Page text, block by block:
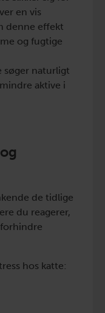
en vis
denne effekt
og fugtige
naturligt
aktive i
de tidlige
du reagerer,
hos katte: